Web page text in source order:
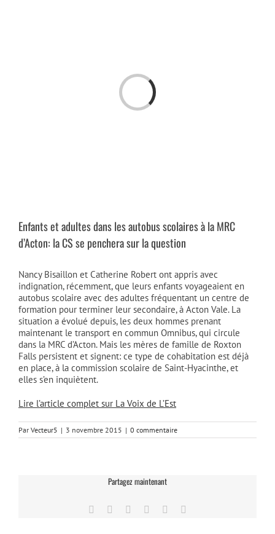
Chargement…
Enfants et adultes dans les autobus scolaires à la MRC
d’Acton: la CS se penchera sur la question
Nancy Bisaillon et Catherine Robert ont appris avec
indignation, récemment, que leurs enfants voyageaient en
autobus scolaire avec des adultes fréquentant un centre de
formation pour terminer leur secondaire, à Acton Vale. La
situation a évolué depuis, les deux hommes prenant
maintenant le transport en commun Omnibus, qui circule
dans la MRC d’Acton. Mais les mères de famille de Roxton
Falls persistent et signent: ce type de cohabitation est déjà
en place, à la commission scolaire de Saint-Hyacinthe, et
elles s’en inquiètent.
Lire l’article complet sur La Voix de L’Est
Par Vecteur5 | 3 novembre 2015 | 0 commentaire
Partagez maintenant
Facebook
TwitterLinkedIn
TumblrPinterest